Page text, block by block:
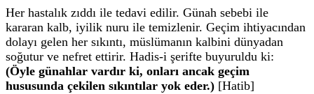
Her hastalık zıddı ile tedavi edilir. Günah sebebi ile
kararan kalb, iyilik nuru ile temizlenir. Geçim ihtiyacından
dolayı gelen her sıkıntı, müslümanın kalbini dünyadan
soğutur ve nefret ettirir. Hadis-i şerifte buyuruldu ki:
(Öyle günahlar vardır ki, onları ancak geçim
hususunda çekilen sıkıntılar yok eder.) [Hatib]